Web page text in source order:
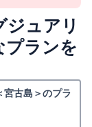
ジュアリ
プランを
古島＞のプラ